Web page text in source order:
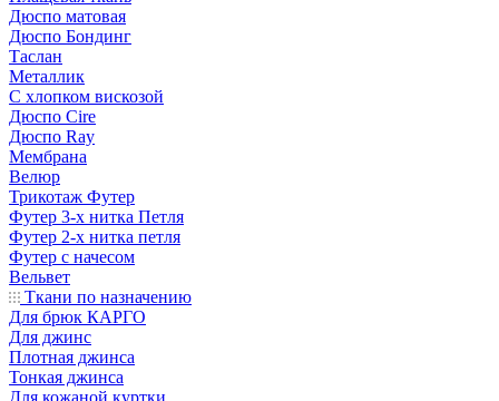
Дюспо матовая
Дюспо Бондинг
Таслан
Металлик
С хлопком вискозой
Дюспо Cire
Дюспо Ray
Мембрана
Велюр
Трикотаж Футер
Футер 3-х нитка Петля
Футер 2-х нитка петля
Футер с начесом
Вельвет
Ткани по назначению
Для брюк КАРГО
Для джинс
Плотная джинса
Тонкая джинса
Для кожаной куртки